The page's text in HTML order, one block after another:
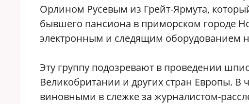
Орлином Русевым из Грейт-Ярмута,
бывшего пансиона в приморском городе
электронным и следящим оборудованием
Эту группу подозревают в проведении
Великобритании и других стран Европы. В
виновными в слежке за журналистом-